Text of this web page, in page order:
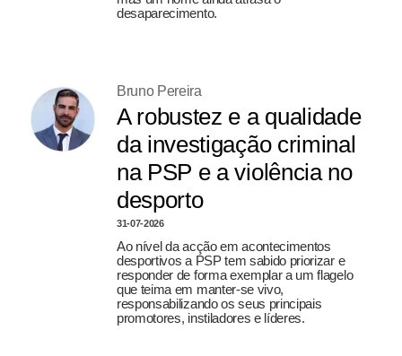
desaparecimento.
Bruno Pereira
A robustez e a qualidade
da investigação criminal
na PSP e a violência no
desporto
31-07-2026
Ao nível da acção em acontecimentos
desportivos a PSP tem sabido priorizar e
responder de forma exemplar a um flagelo
que teima em manter-se vivo,
responsabilizando os seus principais
promotores, instiladores e líderes.